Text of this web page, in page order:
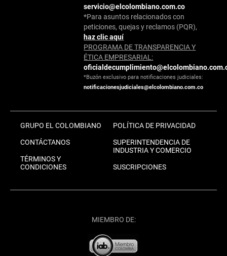
servicio@elcolombiano.com.co
*Para asuntos relacionados con
peticiones, quejas y reclamos (PQR),
haz clic aquí
PROGRAMA DE TRANSPARENCIA Y
ÉTICA EMPRESARIAL:
*Buzón exclusivo para notificaciones judiciales:
notificacionesjudiciales@elcolombiano.com.co
GRUPO EL COLOMBIANO
CONTÁCTANOS
TÉRMINOS Y
CONDICIONES
POLÍTICA DE PRIVACIDAD
SUPERINTENDENCIA DE
INDUSTRIA Y COMERCIO
SUSCRIPCIONES
MIEMBRO DE: